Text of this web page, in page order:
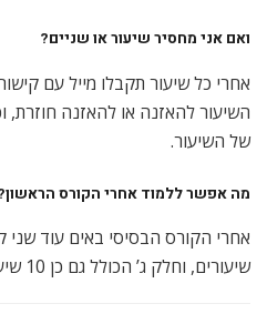
ואם אני מחסיר שיעור או שניים?
אחרי כל שיעור תקבלו מייל עם
השיעור להאזנה או להאזנה חוזרת,
של השיעור.
מה אפשר ללמוד אחרי הקורס
שיעורים, וחלק ג’ הכולל גם כן 10 שיעורים).